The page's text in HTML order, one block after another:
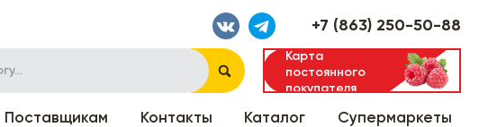
+7 (863) 250-50-88
Карта
постоянного
покупателя
Поставщикам Контакты Каталог Супермаркеты